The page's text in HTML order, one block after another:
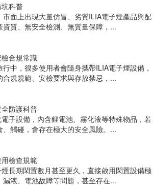
科普
面上出現大量仿冒、劣質ILIA電子煙產品與配
質、無安全檢測、無質量保障，...
合規常識
中，很多使用者會隨身攜帶ILIA電子煙設備，
規規範、安檢要求與存放禁忌，...
防護科普
子設備，內含鋰電池、霧化液等特殊物品，若
觸碰，會存在極大的安全風險。...
檢查規範
長期閑置數月甚至更久，直接啟用閑置設備極
液、電池故障等問題，甚至存在...